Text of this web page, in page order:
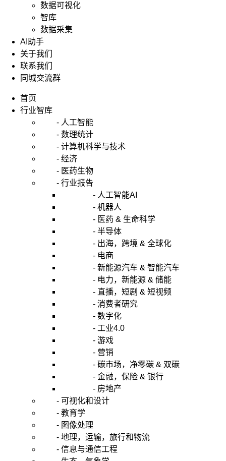
数据可视化
智库
数据采集
AI助手
关于我们
联系我们
同城交流群
首页
行业智库
- 人工智能
- 数理统计
- 计算机科学与技术
- 经济
- 医药生物
- 行业报告
- 人工智能AI
- 机器人
- 医药 & 生命科学
- 半导体
- 出海，跨境 & 全球化
- 电商
- 新能源汽车 & 智能汽车
- 电力，新能源 & 储能
- 直播，短剧 & 短视频
- 消费者研究
- 数字化
- 工业4.0
- 游戏
- 营销
- 碳市场，净零碳 & 双碳
- 金融，保险 & 银行
- 房地产
- 可视化和设计
- 教育学
- 图像处理
- 地理，运输，旅行和物流
- 信息与通信工程